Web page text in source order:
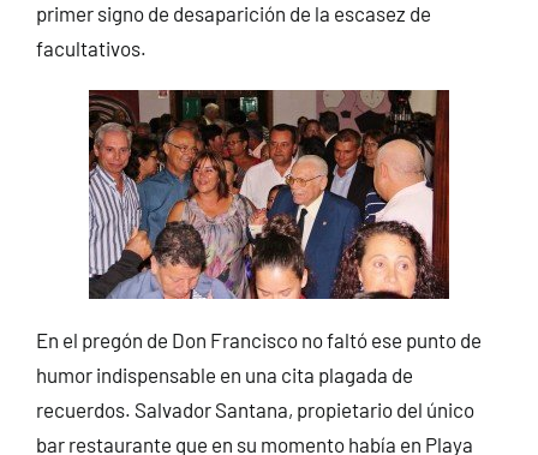
primer signo de desaparición de la escasez de
facultativos.
En el pregón de Don Francisco no faltó ese punto de
humor indispensable en una cita plagada de
recuerdos. Salvador Santana, propietario del único
bar restaurante que en su momento había en Playa